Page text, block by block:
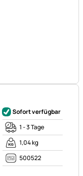
Sofort verfügbar
1 - 3 Tage
1,04 kg
500522